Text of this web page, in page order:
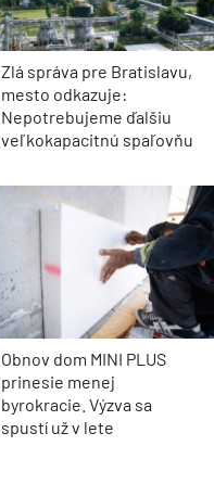
Zlá správa pre Bratislavu,
mesto odkazuje:
Nepotrebujeme ďalšiu
veľkokapacitnú spaľovňu
Obnov dom MINI PLUS
prinesie menej
byrokracie. Výzva sa
spustí už v lete